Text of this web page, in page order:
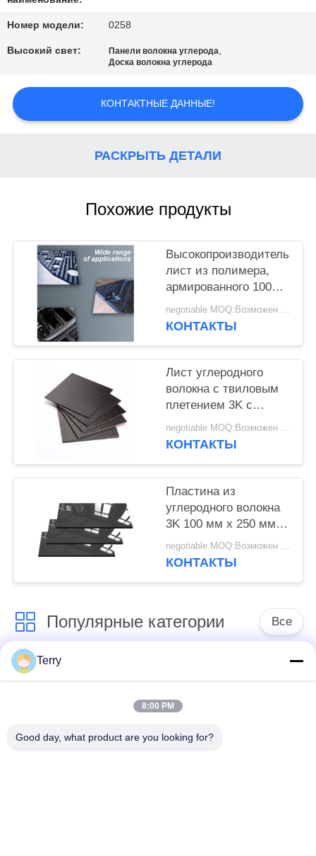
СПРОСИТЕ
ЦИТАТУ
КАРТА
САЙТА
Номер модели: 0258
Высокий свет: Панели волокна углерода,
Доска волокна углерода
КОНТАКТНЫЕ ДАННЫЕ!
РАСКРЫТЬ ДЕТАЛИ
Похожие продукты
Высокопроизводительный
лист из полимера,
армированного 100%
3K углеродным
волокном - легкая
negotiable MOQ:Возможен торг
КОНТАКТЫ
Лист углеродного
волокна с твиловым
плетением 3K с
глянцевой
поверхностью и
для автомобильной
промышленности
negotiable MOQ:Возможен торг
КОНТАКТЫ
Пластина из
углеродного волокна
3K 100 мм х 250 мм х
3 мм с высокой
глянцевой отделкой -
negotiable MOQ:Возможен торг
КОНТАКТЫ
Популярные категории Все
Пробка волокна
углерода
углерода
телескопичное
Пробка волокна
Terry
8:00 PM
Good day, what product are you looking for?